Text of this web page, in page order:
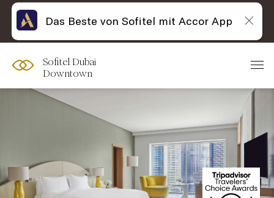
Sofitel Dubai
Downtown
Das Beste von Sofitel mit Accor App